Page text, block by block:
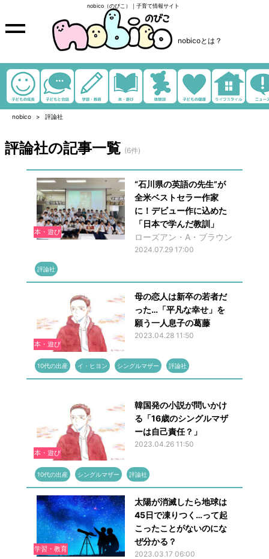
nobico（のびこ）｜子育て情報サイト
nobicoとは？
nobico 評論社
評論社の記事一覧 (6件)
本・遊び
“石川県の英語の先生”が
全米ベストセラー作家
に！デビュー作に込めた
「日本で学んだ教訓」
ローズアン・A・ブラウン
2024.07.29 17:00
評論社
本・遊び
母の恋人は新卒の若者だ
った…「平凡な幸せ」を
願う一人息子の葛藤
2023.04.28 11:50
10代の出産 イ・ヒヨン シングルマザー 評論社
本・遊び
韓国発の小説が問いかけ
る「16歳のシングルマザ
ーは自己責任？」
2023.04.26 11:50
10代の出産 シングルマザー 評論社
学習・教育
太陽が消滅したら地球は
45日で凍りつく…って起
こったことがないのにな
ぜ分かる？
2023.03.17 06:00